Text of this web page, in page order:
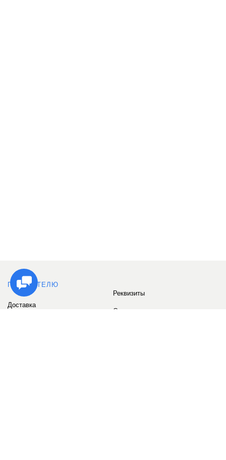
ПОКУПАТЕЛЮ
Доставка
Реквизиты
Сервис